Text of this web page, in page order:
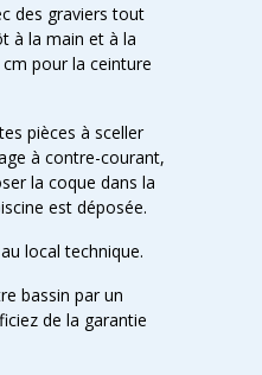
des graviers tout
à la main et à la
pour la ceinture
pièces à sceller
à contre-courant,
la coque dans la
est déposée.
local technique.
bassin par un
de la garantie